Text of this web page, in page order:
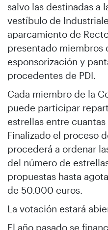
salvo las destinadas a
vestíbulo de
aparcamiento de
presentado miembros
esponsorización y
procedentes de PDI.
Cada miembro de la
puede participar
estrellas entre
Finalizado el proceso
procederá a ordenar
del número de
propuestas hasta
de 50.000 euros.
La votación estará
El año pasado se